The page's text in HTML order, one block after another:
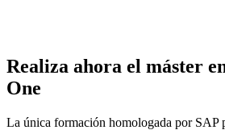
Realiza ahora el máster
One
La única formación homologada por SAP